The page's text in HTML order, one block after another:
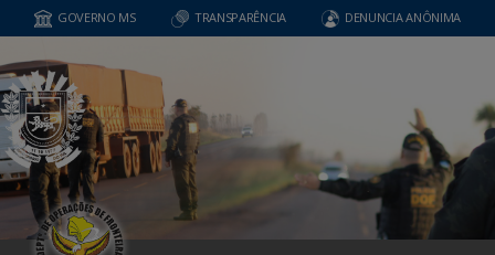
GOVERNO MS TRANSPARÊNCIA DENUNCIA ANÔNIMA